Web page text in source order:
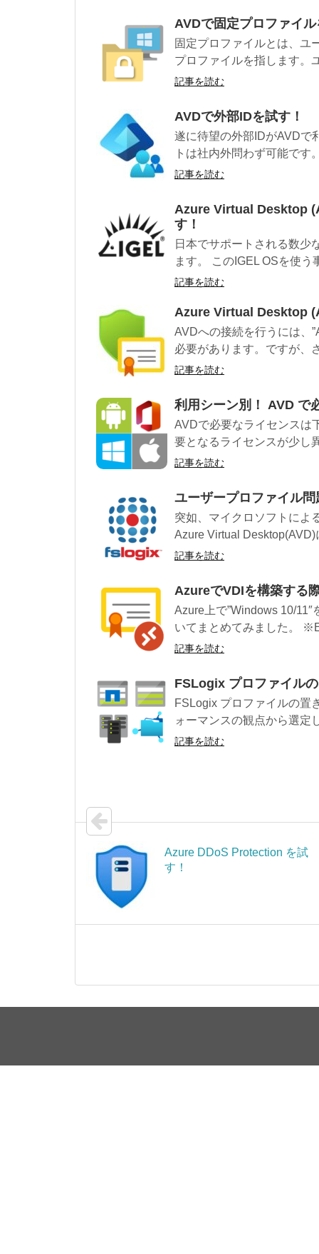
AVDで固定プロファイ
固定プロファイルとは、ユ
プロファイルを指します。
記事を読む
AVDで外部IDを試す！
遂に待望の外部IDがAVDで
トは社内外問わず可能です
記事を読む
Azure Virtual Desktop
す！
日本でサポートされる数少
ます。 このIGEL OSを使
記事を読む
Azure Virtual Desktop
AVDへの接続を行うには、
必要があります。ですが、
記事を読む
利用シーン別！ AVD で
AVDで必要なライセンスは
要となるライセンスが少し
記事を読む
ユーザープロファイル
突如、マイクロソフトによ
Azure Virtual Desktop(AVD)
記事を読む
AzureでVDIを構築する
Azure上で”Windows 10/
いてまとめてみました。
記事を読む
FSLogix プロファイル
FSLogix プロファイルの置
ォーマンスの観点から選定
記事を読む
Azure DDoS Protection を試
す！